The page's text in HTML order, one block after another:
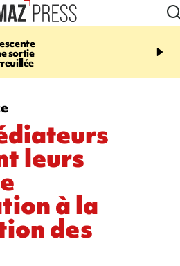
sortie
20:44
rouée de coups,
leurs
à la
des